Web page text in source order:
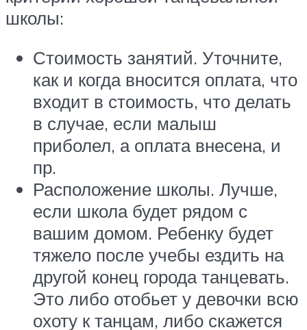
школы:
Стоимость занятий. Уточните,
как и когда вносится оплата, что
входит в стоимость, что делать
в случае, если малыш
приболел, а оплата внесена, и
пр.
Расположение школы. Лучше,
если школа будет рядом с
вашим домом. Ребенку будет
тяжело после учебы ездить на
другой конец города танцевать.
Это либо отобьет у девочки всю
охоту к танцам, либо скажется